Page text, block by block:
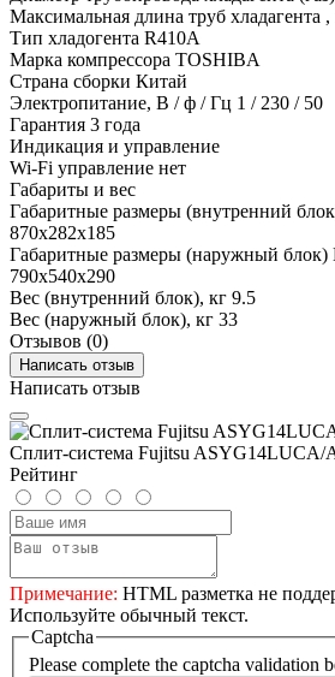
Максимальная длина труб хладагента
Тип хладогента R410A
Марка компрессора TOSHIBA
Страна сборки Китай
Электропитание, В / ф / Гц 1 / 230 / 50
Гарантия 3 года
Индикация и управление
Wi-Fi управление нет
Габариты и вес
Габаритные размеры (внутренний
870x282x185
Габаритные размеры (наружный
790x540x290
Вес (внутренний блок), кг 9.5
Вес (наружный блок), кг 33
Отзывов (0)
Написать отзыв
Написать отзыв
Сплит-система Fujitsu
Рейтинг
Примечание: HTML разметка не
Используйте обычный текст.
Captcha
Please complete the captcha validation